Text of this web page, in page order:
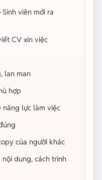
viên mới ra
CV xin việc
lan man
hợp
lực làm việc
của người khác
dung, cách trình